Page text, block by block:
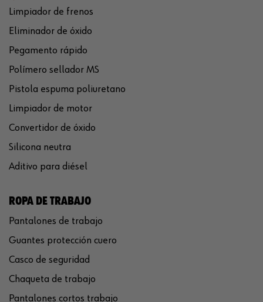
Limpiador de frenos
Eliminador de óxido
Pegamento rápido
Polímero sellador MS
Pistola espuma poliuretano
Limpiador de motor
Convertidor de óxido
Silicona neutra
Aditivo para diésel
ROPA DE TRABAJO
Pantalones de trabajo
Guantes protección cuero
Casco de seguridad
Chaqueta de trabajo
Pantalones cortos trabajo